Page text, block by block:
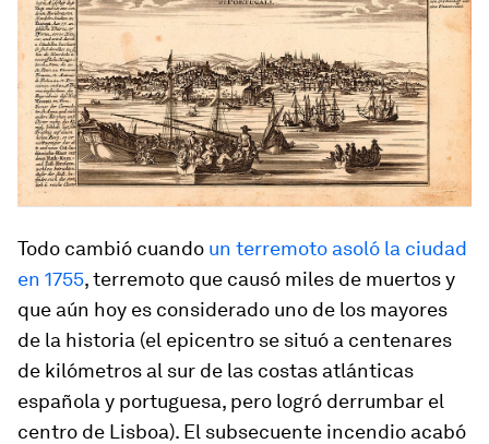
Todo cambió cuando un terremoto asoló la ciudad
en 1755, terremoto que causó miles de muertos y
que aún hoy es considerado uno de los mayores
de la historia (el epicentro se situó a centenares
de kilómetros al sur de las costas atlánticas
española y portuguesa, pero logró derrumbar el
centro de Lisboa). El subsecuente incendio acabó